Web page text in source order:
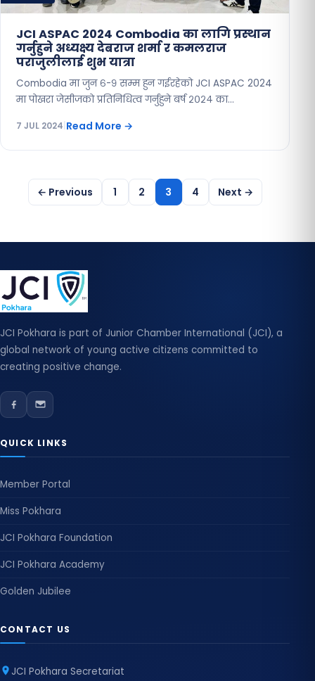
JCI ASPAC 2024 Combodia का लागि प्रस्थान
गर्नुहुने अध्यक्ष्य देबराज शर्मा र कमलराज
पराजुलीलाई शुभ यात्रा
Combodia मा जुन ६-९ सम्म हुन गईरहेको JCI ASPAC 2024
मा पोखरा जेसीजको प्रतिनिधित्व गर्नुहुने बर्ष २०२४ का…
7 JUL 2024 Read More →
Posts
pagination
← Previous 1 2 3 4 Next →
JCI Pokhara is part of Junior Chamber International (JCI), a
global network of young active citizens committed to
creating positive change.
QUICK LINKS
Member Portal
Miss Pokhara
JCI Pokhara Foundation
JCI Pokhara Academy
Golden Jubilee
CONTACT US
JCI Pokhara Secretariat